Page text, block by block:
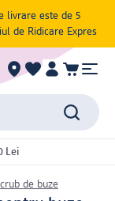
livrare este de 5
de Ridicare Expres
Lei
de buze